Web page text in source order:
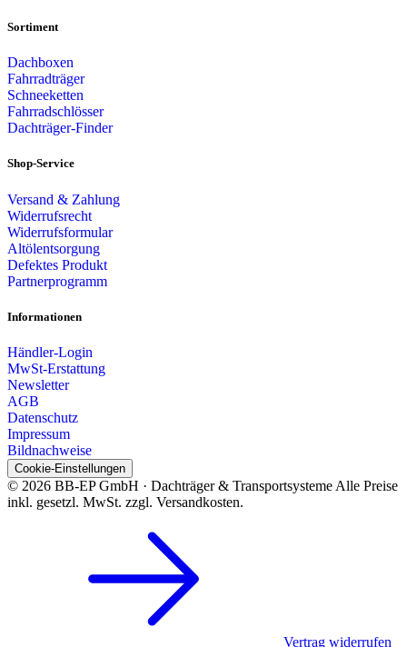
Sortiment
Dachboxen
Fahrradträger
Schneeketten
Fahrradschlösser
Dachträger-Finder
Shop-Service
Versand & Zahlung
Widerrufsrecht
Widerrufsformular
Altölentsorgung
Defektes Produkt
Partnerprogramm
Informationen
Händler-Login
MwSt-Erstattung
Newsletter
AGB
Datenschutz
Impressum
Bildnachweise
Cookie-Einstellungen
© 2026 BB-EP GmbH · Dachträger & Transportsysteme Alle Preise
inkl. gesetzl. MwSt. zzgl. Versandkosten.
Vertrag widerrufen